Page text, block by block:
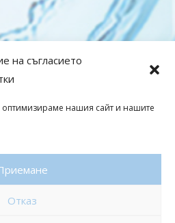
на съгласието
оптимизираме нашия сайт и нашите
Отказ